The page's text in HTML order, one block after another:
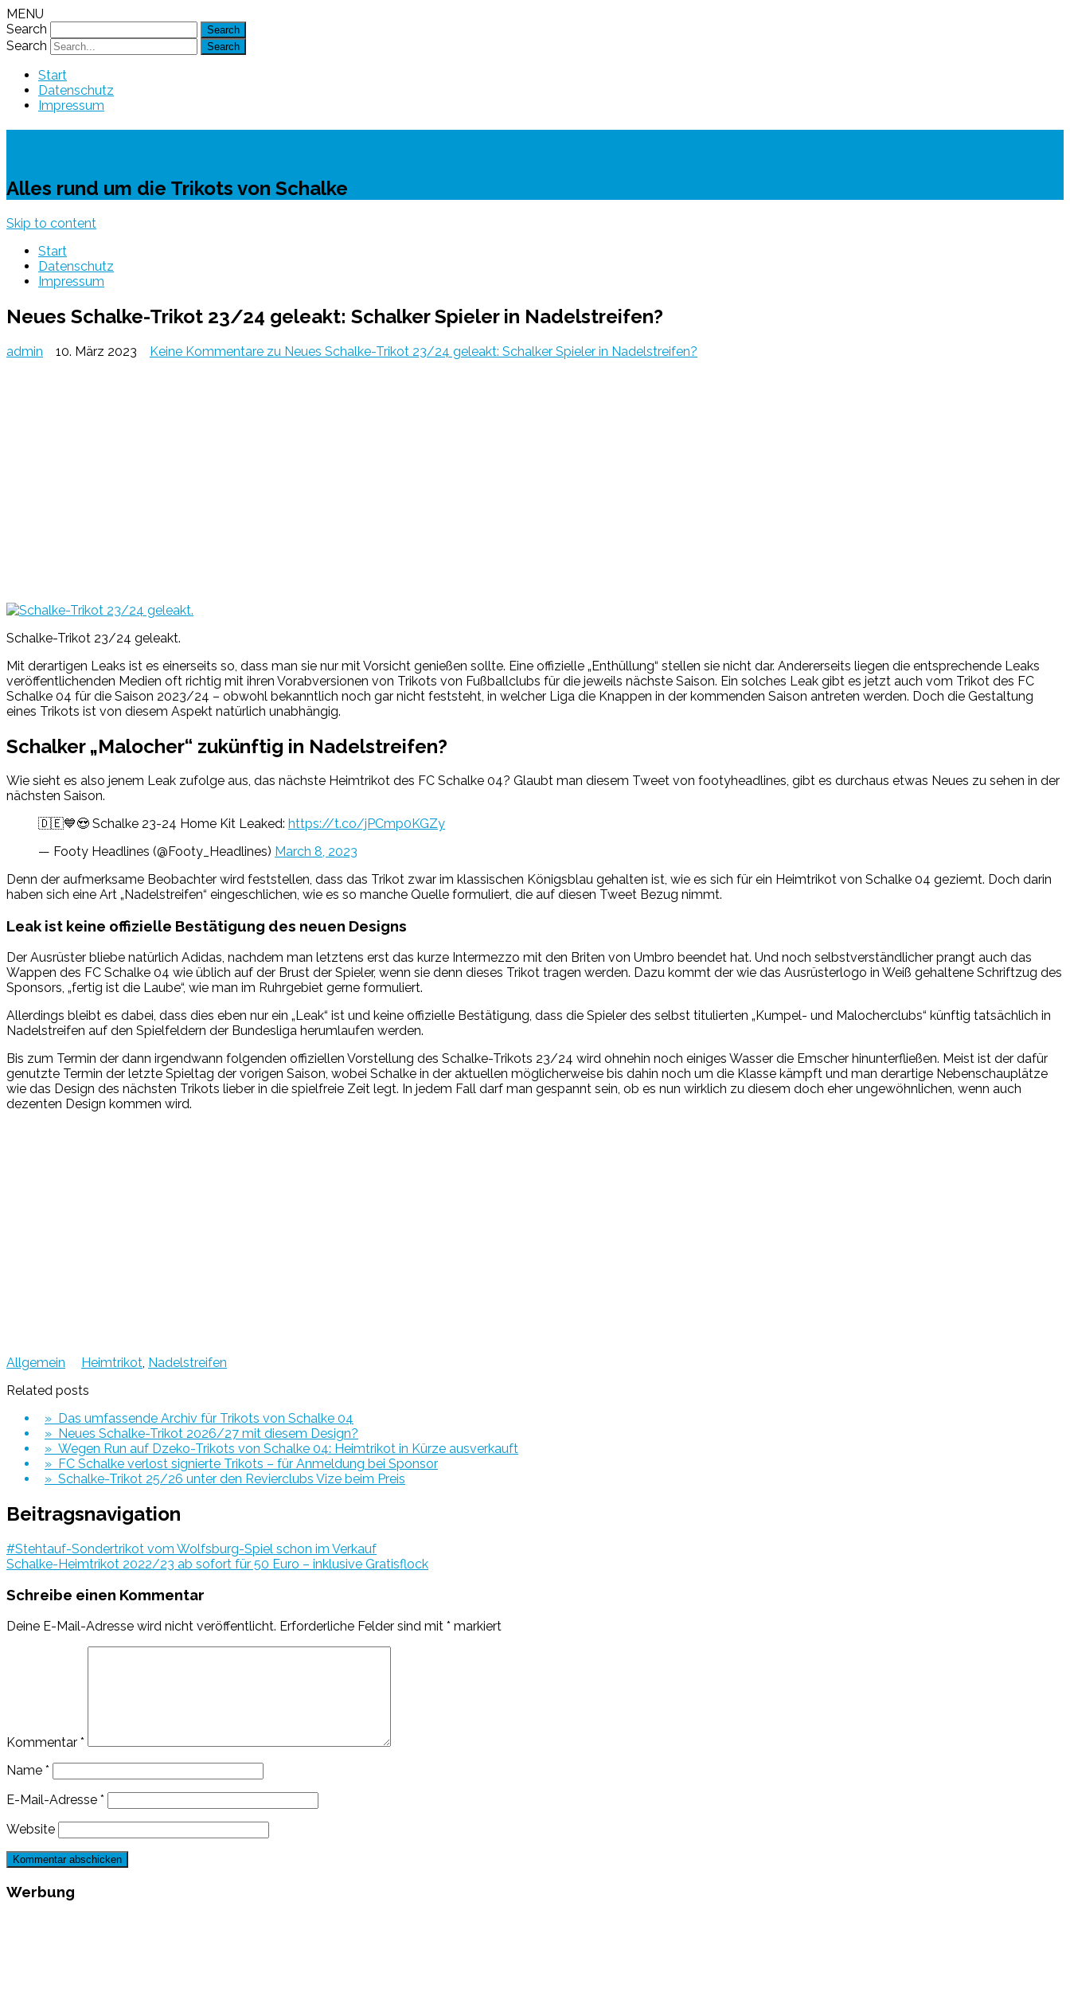
MENU
Search
Search
Start
Datenschutz
Impressum
Alles rund um die Trikots von Schalke
Skip to content
Start
Datenschutz
Impressum
Neues Schalke-Trikot 23/24 geleakt: Schalker Spieler in Nadelstreifen?
admin 10. März 2023 Keine Kommentare zu Neues Schalke-Trikot 23/24 geleakt: Schalker Spieler in Nadelstreifen?
Schalke-Trikot 23/24 geleakt.
Mit derartigen Leaks ist es einerseits so, dass man sie nur mit Vorsicht genießen sollte. Eine offizielle „Enthüllung“ stellen sie nicht dar. Andererseits liegen die entsprechende Leaks
veröffentlichenden Medien oft richtig mit ihren Vorabversionen von Trikots von Fußballclubs für die jeweils nächste Saison. Ein solches Leak gibt es jetzt auch vom Trikot des FC
Schalke 04 für die Saison 2023/24 – obwohl bekanntlich noch gar nicht feststeht, in welcher Liga die Knappen in der kommenden Saison antreten werden. Doch die Gestaltung
eines Trikots ist von diesem Aspekt natürlich unabhängig.
Schalker „Malocher“ zukünftig in Nadelstreifen?
Wie sieht es also jenem Leak zufolge aus, das nächste Heimtrikot des FC Schalke 04? Glaubt man diesem Tweet von footyheadlines, gibt es durchaus etwas Neues zu sehen in der
nächsten Saison.
🇩🇪💙😍 Schalke 23-24 Home Kit Leaked: https://t.co/jPCmp0KGZy
— Footy Headlines (@Footy_Headlines) March 8, 2023
Denn der aufmerksame Beobachter wird feststellen, dass das Trikot zwar im klassischen Königsblau gehalten ist, wie es sich für ein Heimtrikot von Schalke 04 geziemt. Doch darin
haben sich eine Art „Nadelstreifen“ eingeschlichen, wie es so manche Quelle formuliert, die auf diesen Tweet Bezug nimmt.
Leak ist keine offizielle Bestätigung des neuen Designs
Der Ausrüster bliebe natürlich Adidas, nachdem man letztens erst das kurze Intermezzo mit den Briten von Umbro beendet hat. Und noch selbstverständlicher prangt auch das
Wappen des FC Schalke 04 wie üblich auf der Brust der Spieler, wenn sie denn dieses Trikot tragen werden. Dazu kommt der wie das Ausrüsterlogo in Weiß gehaltene Schriftzug des
Sponsors, „fertig ist die Laube“, wie man im Ruhrgebiet gerne formuliert.
Allerdings bleibt es dabei, dass dies eben nur ein „Leak“ ist und keine offizielle Bestätigung, dass die Spieler des selbst titulierten „Kumpel- und Malocherclubs“ künftig tatsächlich in
Nadelstreifen auf den Spielfeldern der Bundesliga herumlaufen werden.
Bis zum Termin der dann irgendwann folgenden offiziellen Vorstellung des Schalke-Trikots 23/24 wird ohnehin noch einiges Wasser die Emscher hinunterfließen. Meist ist der dafür
genutzte Termin der letzte Spieltag der vorigen Saison, wobei Schalke in der aktuellen möglicherweise bis dahin noch um die Klasse kämpft und man derartige Nebenschauplätze
wie das Design des nächsten Trikots lieber in die spielfreie Zeit legt. In jedem Fall darf man gespannt sein, ob es nun wirklich zu diesem doch eher ungewöhnlichen, wenn auch
dezenten Design kommen wird.
Allgemein Heimtrikot, Nadelstreifen
Related posts
» Das umfassende Archiv für Trikots von Schalke 04
» Neues Schalke-Trikot 2026/27 mit diesem Design?
» Wegen Run auf Dzeko-Trikots von Schalke 04: Heimtrikot in Kürze ausverkauft
» FC Schalke verlost signierte Trikots – für Anmeldung bei Sponsor
» Schalke-Trikot 25/26 unter den Revierclubs Vize beim Preis
Beitragsnavigation
#Stehtauf-Sondertrikot vom Wolfsburg-Spiel schon im Verkauf
Schalke-Heimtrikot 2022/23 ab sofort für 50 Euro – inklusive Gratisflock
Schreibe einen Kommentar
Deine E-Mail-Adresse wird nicht veröffentlicht. Erforderliche Felder sind mit * markiert
Kommentar *
Name *
E-Mail-Adresse *
Website
Werbung